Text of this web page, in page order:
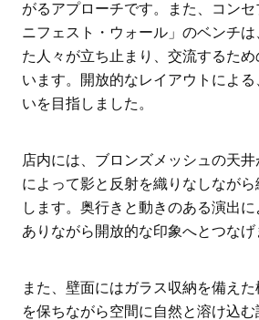
がるアプローチです。また、コン
ニフェスト・ウォール」のベンチ
た人々が立ち止まり、交流するた
います。開放的なレイアウトによ
いを目指しました。
店内には、ブロンズメッシュの天
によって影と反射を織りなしなが
します。奥行きと動きのある演出
ありながら開放的な印象へとつなげ
また、壁面にはガラス収納を備え
を保ちながら空間に自然と溶け込